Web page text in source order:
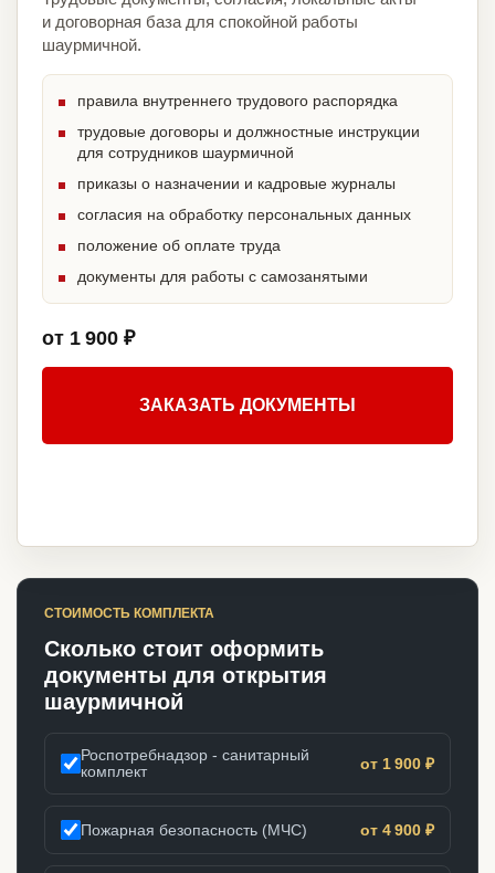
и договорная база для спокойной работы
шаурмичной.
правила внутреннего трудового распорядка
трудовые договоры и должностные инструкции
для сотрудников шаурмичной
приказы о назначении и кадровые журналы
согласия на обработку персональных данных
положение об оплате труда
документы для работы с самозанятыми
от 1 900 ₽
ЗАКАЗАТЬ ДОКУМЕНТЫ
СТОИМОСТЬ КОМПЛЕКТА
Сколько стоит оформить
документы для открытия
шаурмичной
Роспотребнадзор - санитарный
комплект
от 1 900 ₽
Пожарная безопасность (МЧС) от 4 900 ₽